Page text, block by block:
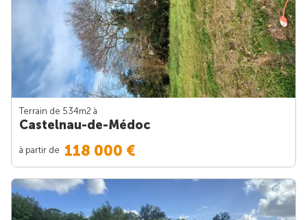
Terrain de 534m2 à
Castelnau-de-Médoc
à partir de 118 000 €